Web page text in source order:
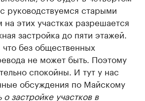
руководствуемся старыми
этих участках разрешается
застройка до пяти этажей.
без общественных
не может быть. Поэтому
спокойны. И тут у нас
обсуждения по Майскому
застройке участков в